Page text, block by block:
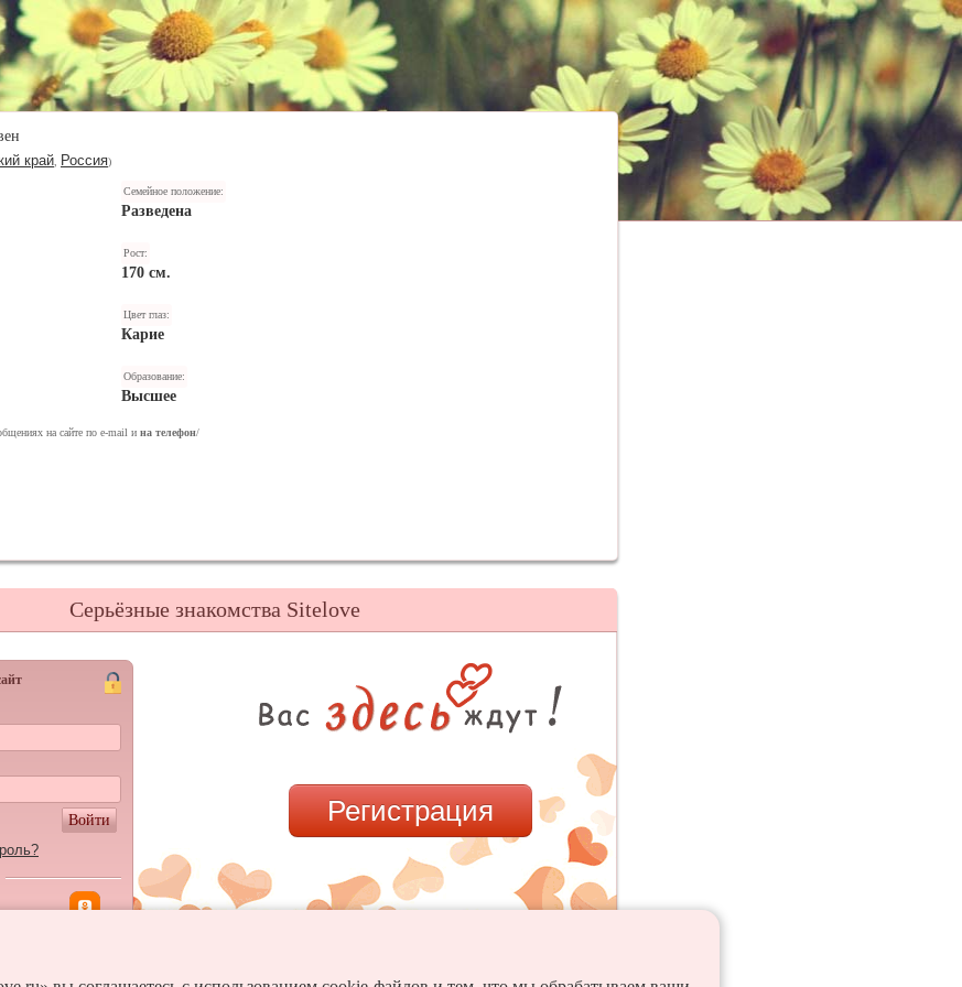
край Россия)
Семейное положение:
Разведена
Рост:
170 см.
Цвет глаз:
Карие
Образование:
Высшее
на сайте по e-mail и на телефон/
Серьёзные знакомства Sitelove
Войти
Регистрация